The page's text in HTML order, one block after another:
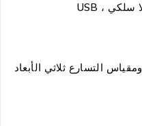
USB
التسارع ثلاثي الأبعاد